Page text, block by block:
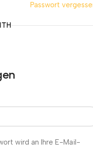
Passwort
wird an Ihre E-Mail-